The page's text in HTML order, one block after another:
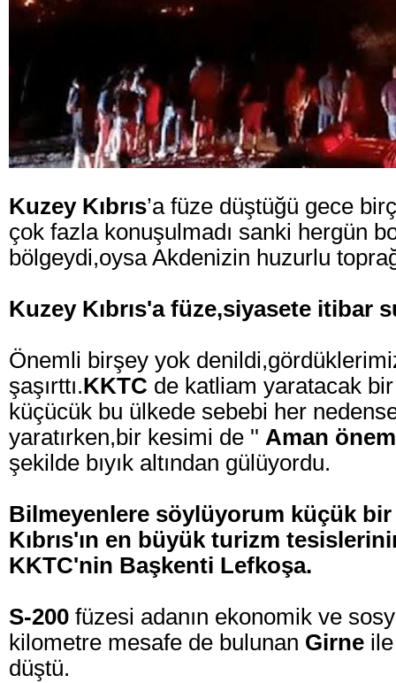
Kuzey Kıbrıs’a füze düştüğü gece
çok fazla konuşulmadı sanki hergün
bölgeydi,oysa Akdenizin huzurlu
Kuzey Kıbrıs'a füze,siyasete itibar
Önemli birşey yok
şaşırttı.KKTC de katliam yaratacak
küçücük bu ülkede sebebi her
yaratırken,bir kesimi de '' Aman
şekilde bıyık altından gülüyordu.
Bilmeyenlere söylüyorum küçük
Kıbrıs'ın en büyük turizm
KKTC'nin Başkenti Lefkoşa.
S-200 füzesi adanın ekonomik ve
kilometre mesafe de bulunan Girne ile
düştü.